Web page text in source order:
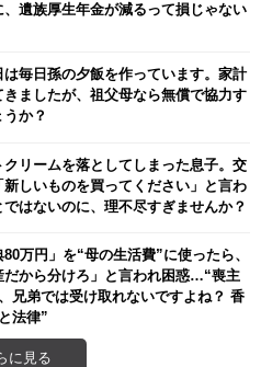
、遺族厚生年金が減るって損じゃない
は毎日孫の夕飯を作っています。家計
きましたが、祖父母なら無償で協力す
か？
クリームを落としてしまった息子。交
新しいものを買ってください」と言わ
はないのに、理不尽すぎませんか？
万円」を“母の生活費”に使ったら、
だから分けろ」と言われ困惑…“喪主
兄弟では受け取れないですよね？ 香
法律”
に見る